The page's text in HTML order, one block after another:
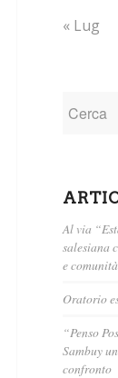
« Lug
Al via
salesiana
e comunità
Oratorio
“Penso
Sambuy
confronto